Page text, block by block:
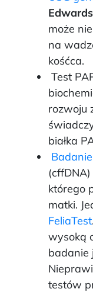
może
na
kośćca.
Test
rozwoju
białka
którego
matki.
FeliaTest
wysoką
badanie
testów